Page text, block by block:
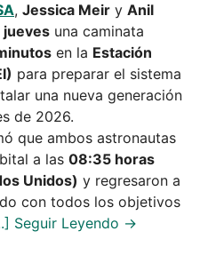
, Jessica Meir y Anil
jueves una caminata
en la Estación
para preparar el sistema
una nueva generación
de 2026.
que ambos astronautas
a las 08:35 horas
Unidos) y regresaron a
con todos los objetivos